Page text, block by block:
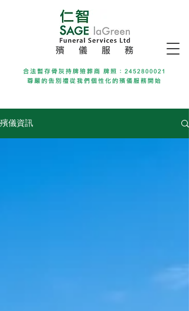
殯 儀 服 務
合法暫存骨灰持牌殮葬商 牌照：2452800021
尊嚴的告別禮從我們個性化的殯儀服務開始
殯儀資訊